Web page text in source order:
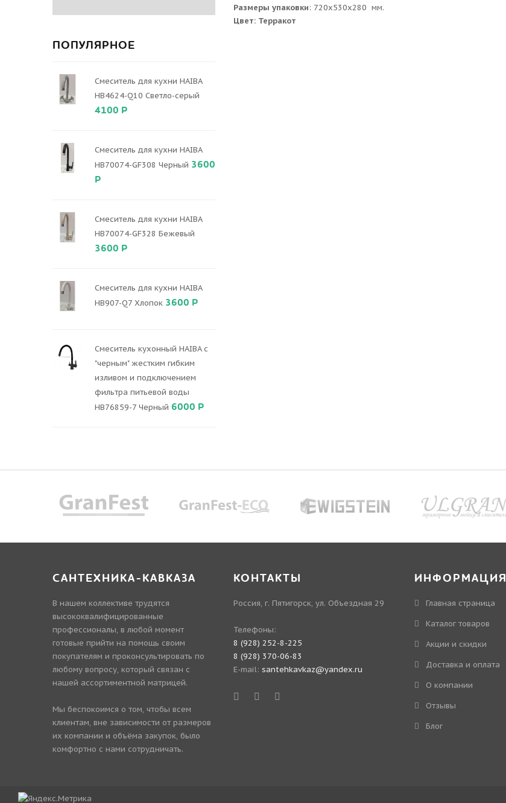
Размеры упаковки: 720x530x280 мм.
Цвет: Терракот
ПОПУЛЯРНОЕ
Смеситель для кухни HAIBA
HB4624-Q10 Светло-серый
4100 Р
Смеситель для кухни HAIBA
HB70074-GF308 Черный 3600
Р
Смеситель для кухни HAIBA
HB70074-GF328 Бежевый
3600 Р
Смеситель для кухни HAIBA
HB907-Q7 Хлопок 3600 Р
Смеситель кухонный HAIBA с
"черным" жестким гибким
изливом и подключением
фильтра питьевой воды
HB76859-7 Черный 6000 Р
САНТЕХНИКА-КАВКАЗА
В нашем коллективе трудятся
высококвалифицированные
профессионалы, в любой момент
готовые прийти на помощь своим
покупателям и проконсультировать по
любому вопросу, который связан с
нашей ассортиментной матрицей.
Мы беспокоимся о том, чтобы всем
клиентам, вне зависимости от размеров
их компании и объёма закупок, было
комфортно с нами сотрудничать.
КОНТАКТЫ
Россия, г. Пятигорск, ул. Объездная 29
Телефоны:
8 (928) 252-8-225
8 (928) 370-06-83
E-mail: santehkavkaz@yandex.ru
ИНФОРМАЦИЯ
Главная страница
Каталог товаров
Акции и скидки
Доставка и оплата
О компании
Отзывы
Блог